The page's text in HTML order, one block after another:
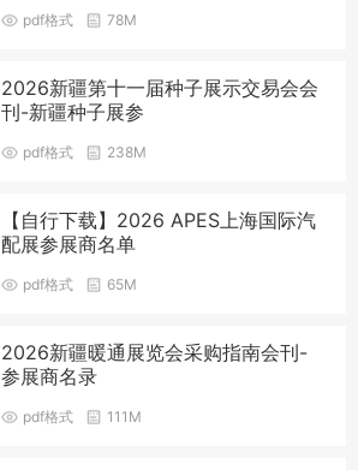
pdf格式 78M
2026新疆第十一届种子展示交易会会
刊-新疆种子展参
pdf格式 238M
【自行下载】2026 APES上海国际汽
配展参展商名单
pdf格式 65M
2026新疆暖通展览会采购指南会刊-
参展商名录
pdf格式 111M